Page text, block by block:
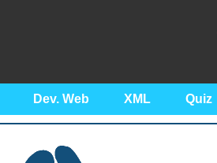
Dev. Web XML Quiz